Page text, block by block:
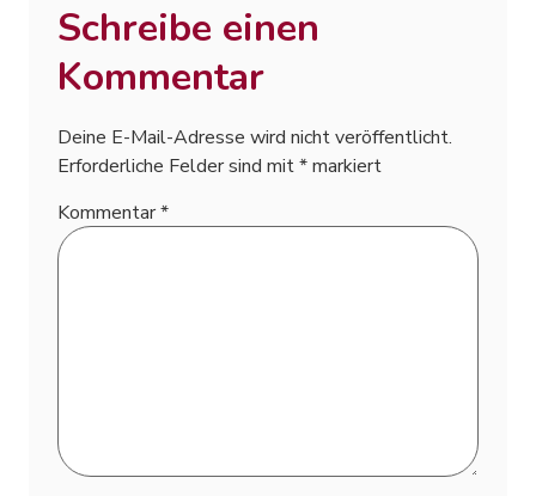
Schreibe einen
Kommentar
Deine E-Mail-Adresse wird nicht veröffentlicht.
Erforderliche Felder sind mit*markiert
Kommentar*